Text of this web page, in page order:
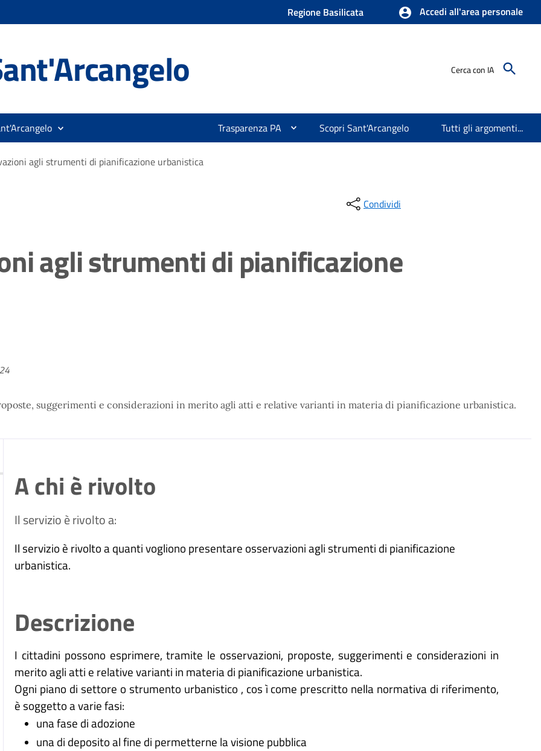
Regione Basilicata Accedi all'area personale
Cerca con IA
Trasparenza PA Scopri Sant'Arcangelo Tutti gli argomenti...
agli strumenti di pianificazione urbanistica
Condividi
agli strumenti di pianificazione
suggerimenti e considerazioni in merito agli atti e relative varianti in materia di pianificazione urbanistica.
A chi è rivolto
Il servizio è rivolto a:
Il servizio è rivolto a quanti vogliono presentare osservazioni agli strumenti di pianificazione
urbanistica.
Descrizione
I cittadini possono esprimere, tramite le osservazioni, proposte, suggerimenti e considerazioni in
merito agli atti e relative varianti in materia di pianificazione urbanistica.
Ogni piano di settore o strumento urbanistico , cos ì come prescritto nella normativa di riferimento,
è soggetto a varie fasi:
una fase di adozione
una di deposito al fine di permetterne la visione pubblica